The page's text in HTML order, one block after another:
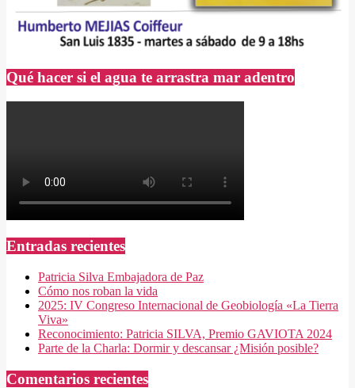
Qué hacer si el agua te arrastra mar adentro
Entradas recientes
Patricia Silva Embajadora de Paz
Cómo nos roban la vida
2025: IV Congreso Internacional de Geobiología «La Tierra
Viva»
Reconocimiento: Patricia SILVA, Premio GAVIOTA 2024
Parte de la Charla: Dormir y descansar ¿Misión posible?
Comentarios recientes